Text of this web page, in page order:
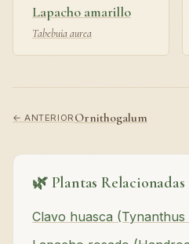
Lapacho amarillo
Tabebuia aurea
← ANTERIOR Ornithogalum
🌿 Plantas Relacionadas
Clavo huasca (Tynanthus